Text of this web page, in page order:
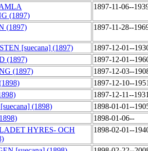
(1897)
1897-11-06--
(1897) 1897-11-28--
[suecana] (1897)
1897-12-01--
(1897)
1897-12-01--
(1897)
1897-12-03--
1897-12-10--
1897-12-11--
(1898)
1898-01-01--
1898-01-06--
HYRES- OCH
1898-02-01--